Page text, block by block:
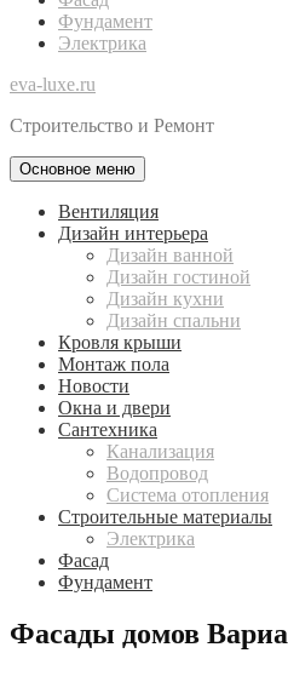
Фундамент
Электрика
eva-luxe.ru
Строительство и Ремонт
Основное меню
Вентиляция
Дизайн интерьера
Дизайн ванной
Дизайн гостиной
Дизайн кухни
Дизайн спальни
Кровля крыши
Монтаж пола
Новости
Окна и двери
Сантехника
Канализация
Водопровод
Система отопления
Строительные материалы
Электрика
Фасад
Фундамент
Фасады домов